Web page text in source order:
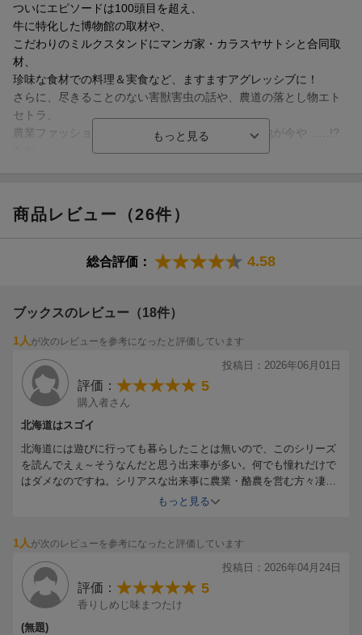
ついにエピソードは100頭目を超え、
牛に特化した博物館の取材や、
こだわりのミルクスタンドにマンガ家・カラスヤサトシと合同取
材、
珍味な食材での料理＆実食など、ますますアグレッシブに！
さらに、尽きることのない害獣害虫の話や、農道の落とし物エト
セトラ、
農業ファッションについて、荒川家二代目生誕の地が今や……!?
累計520万部突破、そしてアニメ4期も制作決定!!
ブリリアントな特濃農家エッセイ・コミック第九弾!!
実は同じ歳のふたりが語る、読んできたマンガの話や、エッセイ
（同じ対談がカラスヤサトシの単行本「新びっくりカレー2」にも
収録されております）
商品レビュー（26件）
総合評価： 4.58
ブックスのレビュー（18件）
1人 が次のレビューを参考になったと評価しています
投稿日：2026年06月01日
評価： 5
購入者さん
北海道はスゴイ
北海道には遊びに行っても暮らしたことは無いので、このシリーズ
を読んでえぇ～そうなんだと思う出来事が多い。何でも憧れだけで
はダメなのですね。シリアスな出来事に農業・酪農を営む方々凄い!
作品です。
もっと見る
1人 が次のレビューを参考になったと評価しています
投稿日：2026年04月24日
評価： 5
香りしめじ味まつたけ
(無題)